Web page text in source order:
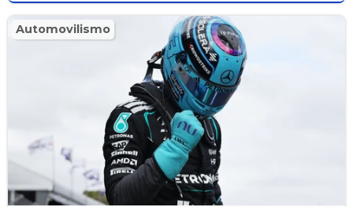
Automovilismo